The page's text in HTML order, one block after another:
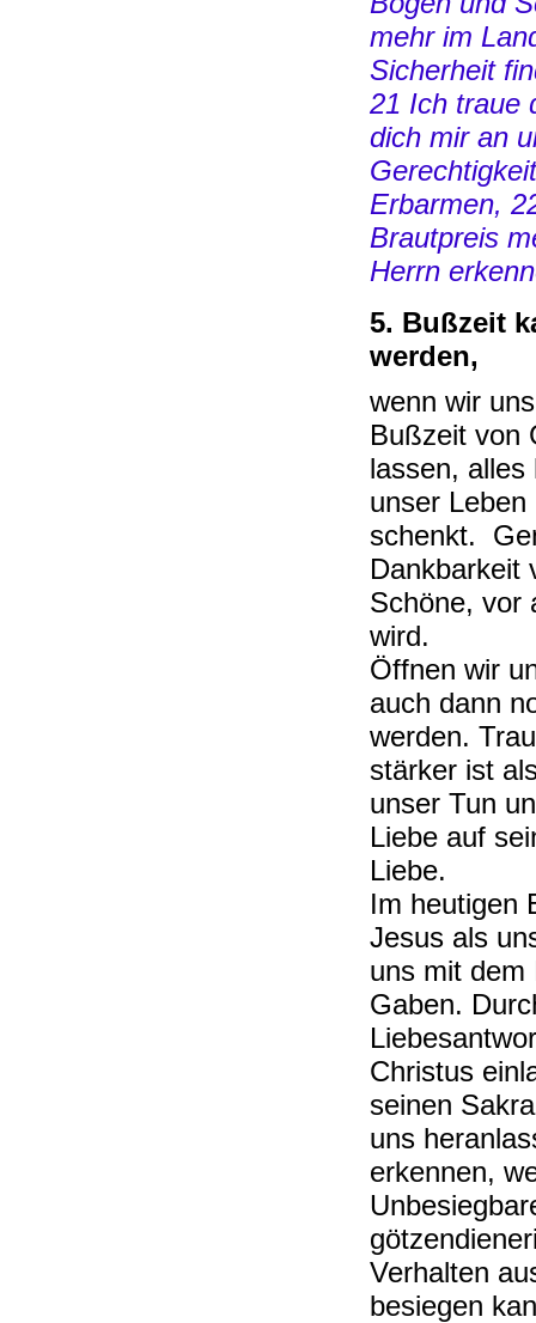
mehr im
Sicherheit
21 Ich traue
dich mir an
Erbarmen,
Brautpreis
Herrn
5. Bußzeit
werden,
wenn wir
Bußzeit von
lassen, alles
unser
schenkt.
Dankbarkeit
Schöne, vor
wird.
Öffnen wir
auch dann
werden.
stärker ist
unser Tun
Liebe auf
Liebe.
Im heutigen
Jesus als
uns mit dem
Gaben.
Christus
seinen
uns
erkennen,
Verhalten
besiegen